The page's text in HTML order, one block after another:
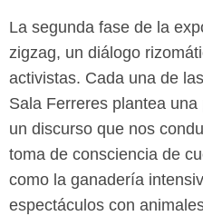
La segunda fase de la
zigzag, un diálogo
activistas. Cada una de
Sala Ferreres plantea
un discurso que nos
toma de consciencia de
como la ganadería
espectáculos con